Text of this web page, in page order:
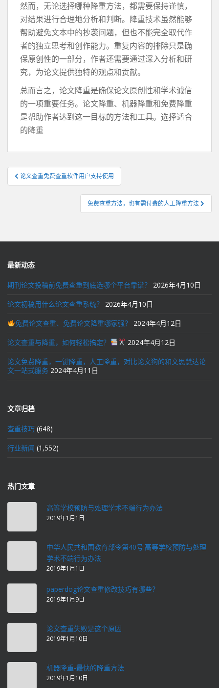
然而，无论选择哪种降重方法，都需要保持谨慎，
对结果进行合理地分析和判断。降重技术虽然能够
帮助避免文本中的抄袭问题，但也不能完全取代作
者的独立思考和创作能力。重复内容的排除只是确
保原创性的一部分，作者还需要通过深入分析和研
究，为论文提供独特的观点和贡献。
总而言之，论文降重是确保论文原创性和学术诚信
的一项重要任务。论文降重、机器降重和免费降重
是帮助作者达到这一目标的方法和工具。选择适合
的降重
文
章
论文查重免费查重软件用户支持使用
免费查重方法，也有需付费的人工降重方法
最新动态
期刊论文投稿前免费查重到底选哪个平台靠谱？ 2026年4月10日
论文初稿用什么论文查重系统？ 2026年4月10日
免费论文查重、免费论文降重哪家强？ 2024年4月12日
论文查重与降重，如何轻松搞定？ 2024年4月12日
论文免费降重，一键降重，人工降重，对比论文狗的和文思慧达论
文一站式服务 2024年4月11日
文章归档
查重技巧 (648)
行业新闻 (1,552)
热门文章
高等学校预防与处理学术不端行为办法
2019年1月1日
中华人民共和国教育部令第40号:高等学校预防与处理
学术不端行为办法
2019年1月1日
paperdog论文查重修改技巧有哪些？
2019年1月9日
论文查重失败是这个原因
2019年1月10日
机器降重-最快的降重方法
2019年1月10日